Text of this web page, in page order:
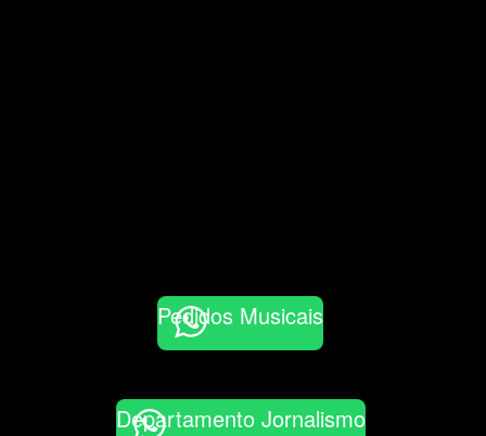
Pedidos Musicais
Departamento Jornalismo